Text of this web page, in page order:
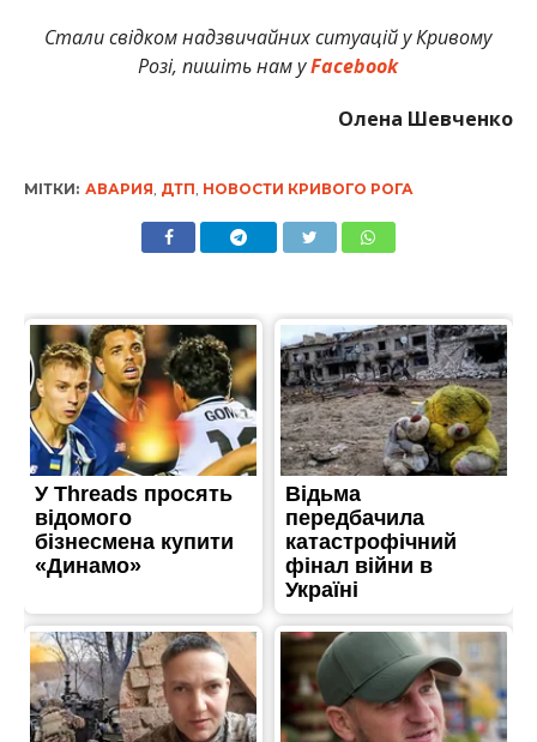
Стали свідком надзвичайних ситуацій у Кривому
Розі, пишіть нам уFacebook
Олена Шевченко
МІТКИ: АВАРИЯ, ДТП, НОВОСТИ КРИВОГО РОГА